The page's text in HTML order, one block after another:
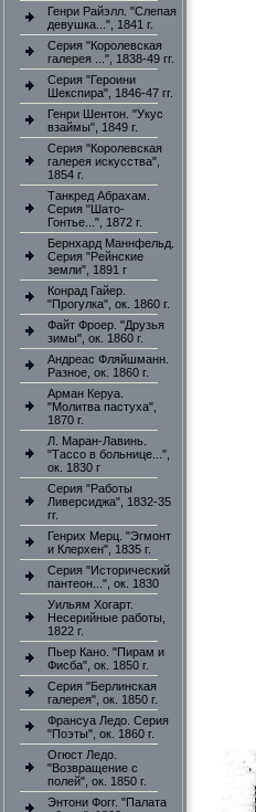
Генри Райэлл. "Слепая
девушка...", 1841 г.
Серия "Королевская
галерея ...", 1838-49 гг.
Серия "Героини
Шекспира", 1846-47 гг.
Генри Шентон. "Укус
взаймы", 1849 г.
Серия "Королевская
галерея искусства",
1854 г.
Танкред Абрахам.
Серия "Шато-
Гонтье...", 1872 г.
Бернхард Маннфельд.
Серия "Рейнские
земли", 1891 г
Конрад Гайер.
"Прогулка", ок. 1860 г.
Файт Фроер. "Друзья
зимы", ок. 1860 г.
Андреас Фляйшманн.
Разное, ок. 1860 г.
Арман Керуа.
"Молитва пастуха",
1870 г.
Л. Маран-Лавинь.
"Тассо в больнице...",
ок. 1830 г
Серия "Работы
Ливерсиджа", 1832-35
гг.
Генрих Мерц. "Эгмонт
и Клерхен", 1835 г.
Серия "Исторический
пантеон...", ок. 1830
Уильям Хогарт.
Несерийные работы,
1822 г.
Пьер Кано. "Пирам и
Фисба", ок. 1850 г.
Серия "Берлинская
галерея", ок. 1850 г.
Франсуа Ледо. Серия
"Поэты", ок. 1860 г.
Огюст Ледо.
"Возвращение с
полей", ок. 1850 г.
Энтони Фогг. "Палата